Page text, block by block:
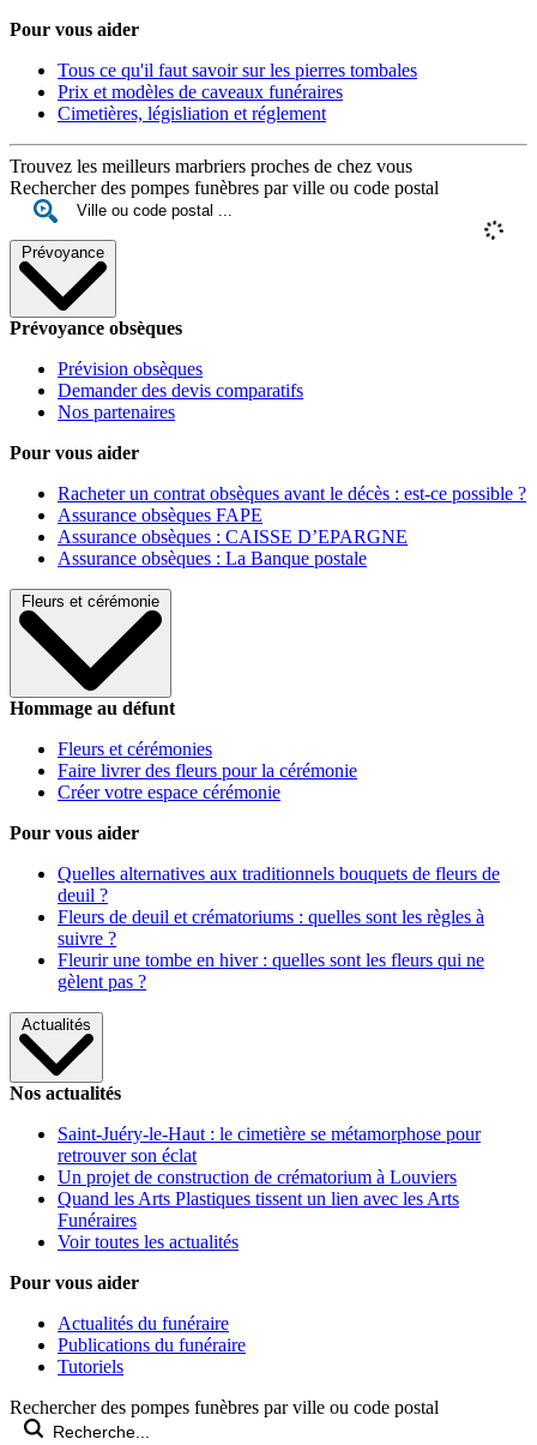
Pour vous aider
Tous ce qu'il faut savoir sur les pierres tombales
Prix et modèles de caveaux funéraires
Cimetières, législiation et réglement
Trouvez les meilleurs marbriers proches de chez vous
Rechercher des pompes funèbres par ville ou code postal
Prévoyance
Prévoyance obsèques
Prévision obsèques
Demander des devis comparatifs
Nos partenaires
Pour vous aider
Racheter un contrat obsèques avant le décès : est-ce possible ?
Assurance obsèques FAPE
Assurance obsèques : CAISSE D’EPARGNE
Assurance obsèques : La Banque postale
Fleurs et cérémonie
Hommage au défunt
Fleurs et cérémonies
Faire livrer des fleurs pour la cérémonie
Créer votre espace cérémonie
Pour vous aider
Quelles alternatives aux traditionnels bouquets de fleurs de
deuil ?
Fleurs de deuil et crématoriums : quelles sont les règles à
suivre ?
Fleurir une tombe en hiver : quelles sont les fleurs qui ne
gèlent pas ?
Actualités
Nos actualités
Saint-Juéry-le-Haut : le cimetière se métamorphose pour
retrouver son éclat
Un projet de construction de crématorium à Louviers
Quand les Arts Plastiques tissent un lien avec les Arts
Funéraires
Voir toutes les actualités
Pour vous aider
Actualités du funéraire
Publications du funéraire
Tutoriels
Rechercher des pompes funèbres par ville ou code postal